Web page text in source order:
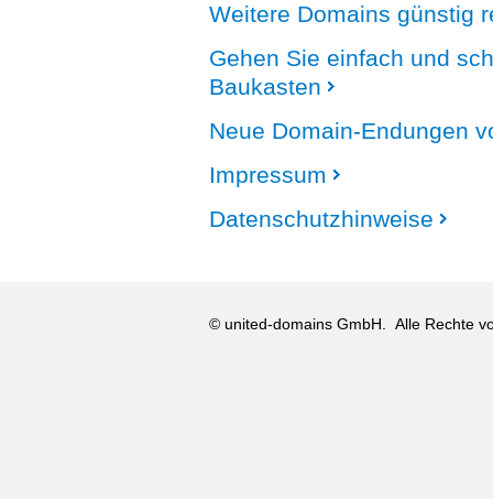
Weitere Domains günstig
Gehen Sie einfach und
Baukasten
Neue Domain-Endungen
Impressum
Datenschutzhinweise
© united-domains GmbH. Alle Rechte